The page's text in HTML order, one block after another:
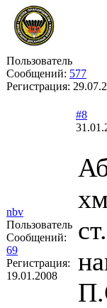
Пользователь
Сообщений: 577
Регистрация:
nbv
Пользователь
Сообщений:
69
Регистрация:
19.01.2008
#8